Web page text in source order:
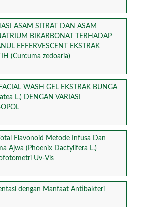
ASAM SITRAT DAN ASAM
BIKARBONAT TERHADAP
EFFERVESCENT EKSTRAK
(Curcuma zedoaria)
WASH GEL EKSTRAK BUNGA
L.) DENGAN VARIASI
Flavonoid Metode Infusa Dan
Ajwa (Phoenix Dactylifera L.)
Uv-Vis
dengan Manfaat Antibakteri